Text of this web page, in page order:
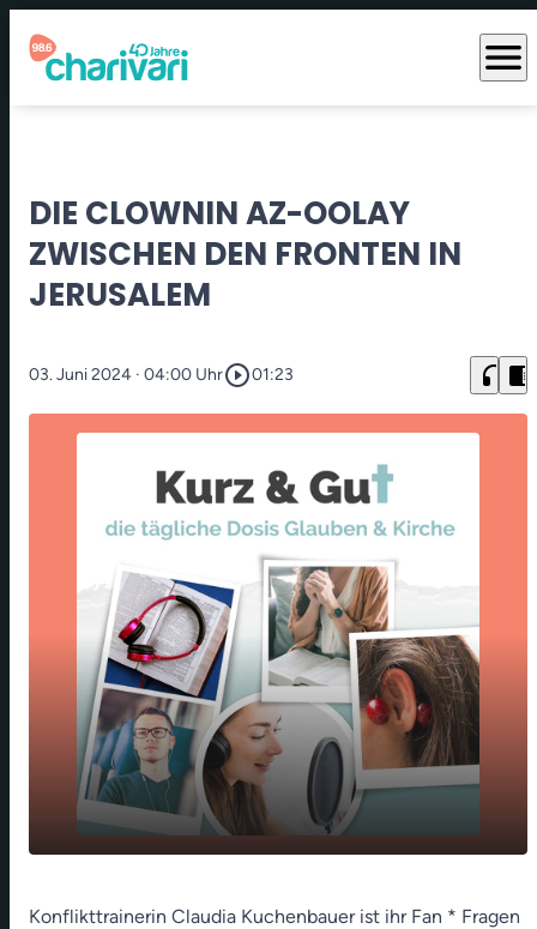
menu
DIE CLOWNIN AZ-OOLAY
ZWISCHEN DEN FRONTEN IN
JERUSALEM
03. Juni 2024 · 04:00 Uhrplay_circle_outline01:23 headphones chrome_reader_mode
play_arrow in Jerusalem
Konflikttrainerin Claudia Kuchenbauer ist ihr Fan * Fragen